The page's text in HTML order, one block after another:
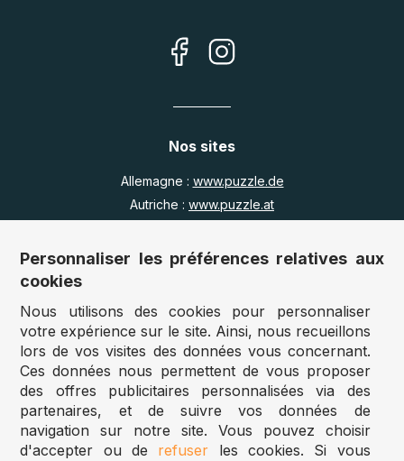
Nos sites
Allemagne : www.puzzle.de
Autriche : www.puzzle.at
Royaume Uni :
www.jigsawpuzzle.co.uk
Accès revendeurs / détaillants
Vous avez un magasin ?
Vous souhaitez accéder à nos prix revendeurs ?
Accéder au site Puzzle-pro
Personnaliser les préférences relatives aux
cookies
Nous utilisons des cookies pour personnaliser
votre expérience sur le site. Ainsi, nous recueillons
lors de vos visites des données vous concernant.
Ces données nous permettent de vous proposer
des offres publicitaires personnalisées via des
partenaires, et de suivre vos données de
navigation sur notre site. Vous pouvez choisir
d'accepter ou de refuser les cookies. Si vous